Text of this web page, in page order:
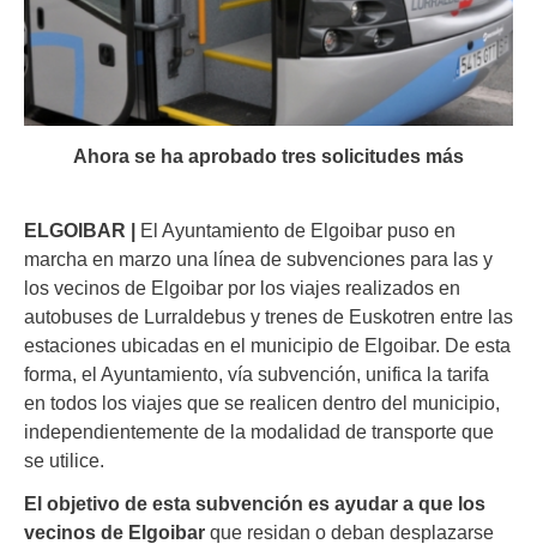
Ahora se ha aprobado tres solicitudes más
ELGOIBAR | El Ayuntamiento de Elgoibar puso en
marcha en marzo una línea de subvenciones para las y
los vecinos de Elgoibar por los viajes realizados en
autobuses de Lurraldebus y trenes de Euskotren entre las
estaciones ubicadas en el municipio de Elgoibar. De esta
forma, el Ayuntamiento, vía subvención, unifica la tarifa
en todos los viajes que se realicen dentro del municipio,
independientemente de la modalidad de transporte que
se utilice.
El objetivo de esta subvención es ayudar a que los
vecinos de Elgoibar que residan o deban desplazarse